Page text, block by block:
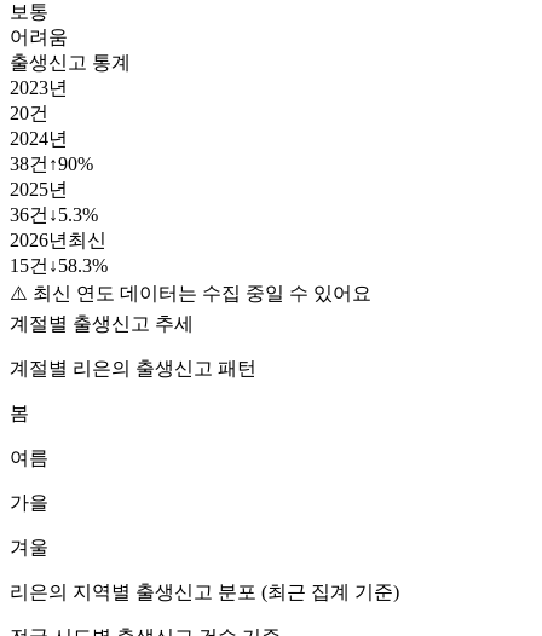
보통
어려움
출생신고 통계
2023년
20건
2024년
38건 ↑90%
2025년
36건 ↓5.3%
2026년 최신
15건 ↓58.3%
⚠️ 최신 연도 데이터는 수집 중일 수 있어요
계절별 출생신고 추세
계절별 리은의 출생신고 패턴
봄
여름
가을
겨울
리은의 지역별 출생신고 분포 (최근 집계 기준)